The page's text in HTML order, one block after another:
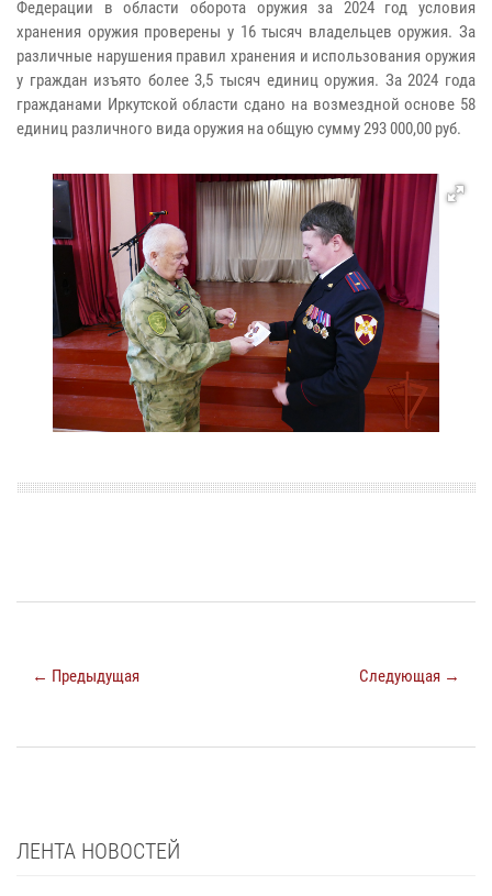
Федерации в области оборота оружия за 2024 год условия
хранения оружия проверены у 16 тысяч владельцев оружия. За
различные нарушения правил хранения и использования оружия
у граждан изъято более 3,5 тысяч единиц оружия. За 2024 года
гражданами Иркутской области сдано на возмездной основе 58
единиц различного вида оружия на общую сумму 293 000,00 руб.
← Предыдущая Следующая →
ЛЕНТА НОВОСТЕЙ